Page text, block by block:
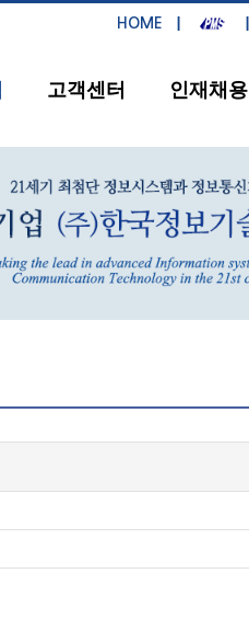
HOME
고객센터 인재채용